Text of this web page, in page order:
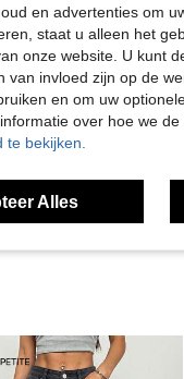
Nuttig (1)
en advertenties om
staat u alleen het
onze website. U kunt
van invloed zijn op de
en om uw
over hoe we
bekijken.
Alles